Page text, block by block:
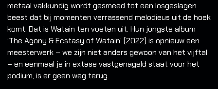
metaal vakkundig wordt gesmeed tot een losgeslagen
beest dat bij momenten verrassend melodieus uit de hoek
komt. Dat is Watain ten voeten uit. Hun jongste album
‘The Agony & Ecstasy of Watain’ (2022) is opnieuw een
meesterwerk – we zijn niet anders gewoon van het vijftal
– en eenmaal je in extase vastgenageld staat voor het
podium, is er geen weg terug.